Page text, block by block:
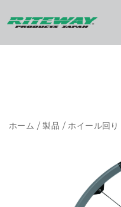
ホーム /製品 /ホイール回り